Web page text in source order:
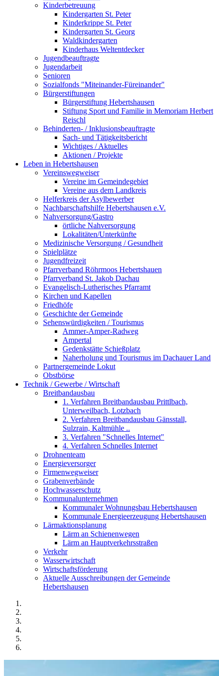
Kinderbetreuung
Kindergarten St. Peter
Kinderkrippe St. Peter
Kindergarten St. Georg
Waldkindergarten
Kinderhaus Weltentdecker
Jugendbeauftragte
Jugendarbeit
Senioren
Sozialfonds "Miteinander-Füreinander"
Bürgerstiftungen
Bürgerstiftung Hebertshausen
Stiftung Sport und Familie in Memoriam Herbert
Reischl
Behinderten- / Inklusionsbeauftragte
Sach- und Tätigkeitsbericht
Wichtiges / Aktuelles
Aktionen / Projekte
Leben in Hebertshausen
Vereinswegweiser
Vereine im Gemeindegebiet
Vereine aus dem Landkreis
Helferkreis der Asylbewerber
Nachbarschaftshilfe Hebertshausen e.V.
Nahversorgung/Gastro
örtliche Nahversorgung
Lokalitäten/Unterkünfte
Medizinische Versorgung / Gesundheit
Spielplätze
Jugendfreizeit
Pfarrverband Röhrmoos Hebertshauen
Pfarrverband St. Jakob Dachau
Evangelisch-Lutherisches Pfarramt
Kirchen und Kapellen
Friedhöfe
Geschichte der Gemeinde
Sehenswürdigkeiten / Tourismus
Ammer-Amper-Radweg
Ampertal
Gedenkstätte Schießplatz
Naherholung und Tourismus im Dachauer Land
Partnergemeinde Lokut
Obstbörse
Technik / Gewerbe / Wirtschaft
Breitbandausbau
1. Verfahren Breitbandausbau Prittlbach,
Unterweilbach, Lotzbach
2. Verfahren Breitbandausbau Gänsstall,
Sulzrain, Kaltmühle ..
3. Verfahren "Schnelles Internet"
4. Verfahren Schnelles Internet
Drohnenteam
Energieversorger
Firmenwegweiser
Grabenverbände
Hochwasserschutz
Kommunalunternehmen
Kommunaler Wohnungsbau Hebertshausen
Kommunale Energieerzeugung Hebertshausen
Lärmaktionsplanung
Lärm an Schienenwegen
Lärm an Hauptverkehrsstraßen
Verkehr
Wasserwirtschaft
Wirtschaftsförderung
Aktuelle Ausschreibungen der Gemeinde
Hebertshausen